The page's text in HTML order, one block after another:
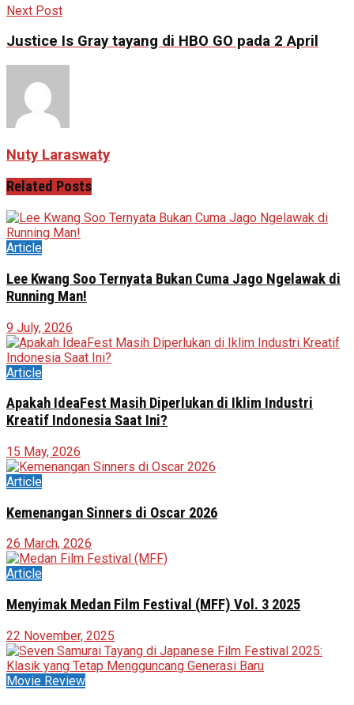
Next Post
Justice Is Gray tayang di HBO GO pada 2 April
Nuty Laraswaty
Related Posts
Article
Lee Kwang Soo Ternyata Bukan Cuma Jago Ngelawak di
Running Man!
9 July, 2026
Article
Apakah IdeaFest Masih Diperlukan di Iklim Industri
Kreatif Indonesia Saat Ini?
15 May, 2026
Article
Kemenangan Sinners di Oscar 2026
26 March, 2026
Article
Menyimak Medan Film Festival (MFF) Vol. 3 2025
22 November, 2025
Movie Review